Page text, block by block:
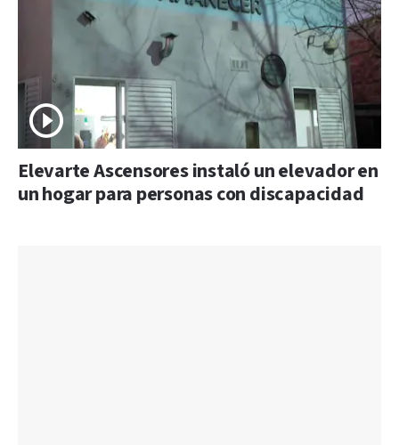
Elevarte Ascensores instaló un elevador en
un hogar para personas con discapacidad